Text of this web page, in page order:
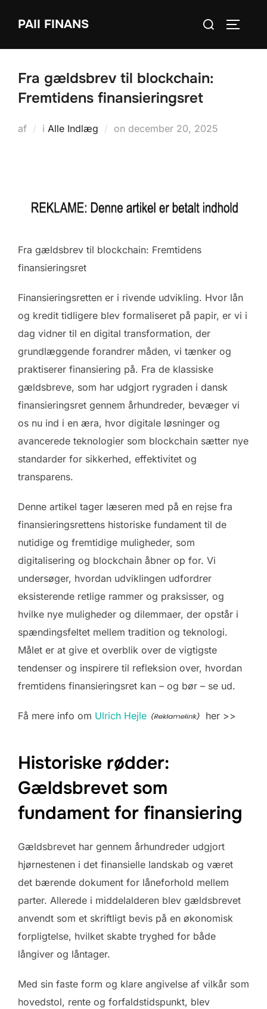
PAII FINANS
Søg
Fra gældsbrev til blockchain:
Fremtidens finansieringsret
af i Alle Indlæg on Udgivet
december 20, 2025
Fra gældsbrev til blockchain: Fremtidens
finansieringsret
Finansieringsretten er i rivende udvikling. Hvor lån
og kredit tidligere blev formaliseret på papir, er vi i
dag vidner til en digital transformation, der
grundlæggende forandrer måden, vi tænker og
praktiserer finansiering på. Fra de klassiske
gældsbreve, som har udgjort rygraden i dansk
finansieringsret gennem århundreder, bevæger vi
os nu ind i en æra, hvor digitale løsninger og
avancerede teknologier som blockchain sætter nye
standarder for sikkerhed, effektivitet og
transparens.
Denne artikel tager læseren med på en rejse fra
finansieringsrettens historiske fundament til de
nutidige og fremtidige muligheder, som
digitalisering og blockchain åbner op for. Vi
undersøger, hvordan udviklingen udfordrer
eksisterende retlige rammer og praksisser, og
hvilke nye muligheder og dilemmaer, der opstår i
spændingsfeltet mellem tradition og teknologi.
Målet er at give et overblik over de vigtigste
tendenser og inspirere til refleksion over, hvordan
fremtidens finansieringsret kan – og bør – se ud.
Få mere info om Ulrich Hejle her >>
Historiske rødder:
Gældsbrevet som
fundament for finansiering
Gældsbrevet har gennem århundreder udgjort
hjørnestenen i det finansielle landskab og været
det bærende dokument for låneforhold mellem
parter. Allerede i middelalderen blev gældsbrevet
anvendt som et skriftligt bevis på en økonomisk
forpligtelse, hvilket skabte tryghed for både
långiver og låntager.
Med sin faste form og klare angivelse af vilkår som
hovedstol, rente og forfaldstidspunkt, blev